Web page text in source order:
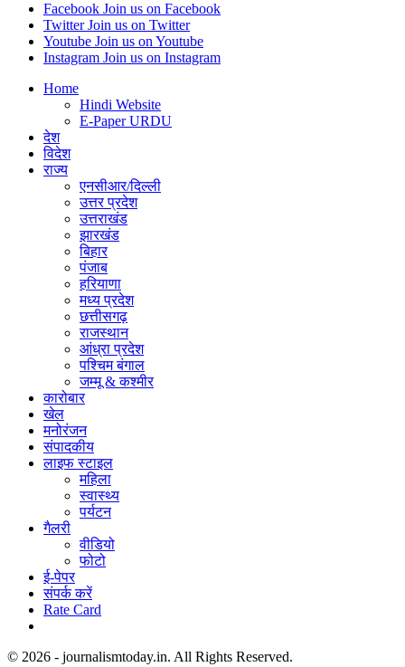
Facebook Join us on Facebook
Twitter Join us on Twitter
Youtube Join us on Youtube
Instagram Join us on Instagram
Home
Hindi Website
E-Paper URDU
देश
विदेश
राज्य
एनसीआर/दिल्ली
उत्तर प्रदेश
उत्तराखंड
झारखंड
बिहार
पंजाब
हरियाणा
मध्य प्रदेश
छत्तीसगढ़
राजस्थान
आंध्रा प्रदेश
पश्चिम बंगाल
जम्मू & कश्मीर
कारोबार
खेल
मनोरंजन
संपादकीय
लाइफ स्टाइल
महिला
स्वास्थ्य
पर्यटन
गैलरी
वीडियो
फोटो
ई-पेपर
संपर्क करें
Rate Card
© 2026 - journalismtoday.in. All Rights Reserved.